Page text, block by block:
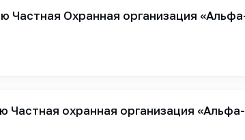
Частная Охранная организация
Частная охранная организация «Альфа-